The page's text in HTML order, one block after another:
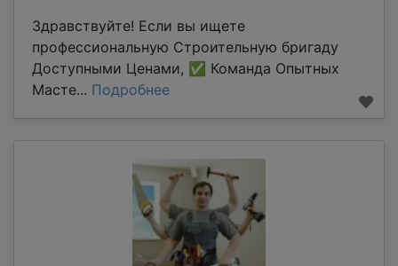
Здравствуйте! Если вы ищете
профессиональную Строительную бригаду
Доступными Ценами, ✅ Команда Опытных
Масте... Подробнее